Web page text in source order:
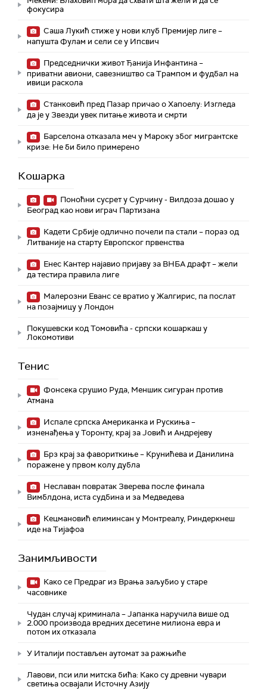
фокусира
Саша Лукић стиже у нови клуб Премијер лиге –
напушта Фулам и сели се у Ипсвич
Председнички живот Ђанија Инфантина –
приватни авиони, савезништво са Трампом и фудбал на
ивици раскола
Станковић пред Пазар причао о Хапоелу: Изгледа
да је у Звезди увек питање живота и смрти
Барселона отказала меч у Мароку због мигрантске
кризе: Не би било примерено
Кошарка
Поноћни сусрет у Сурчину - Вилдоза дошао у
Београд као нови играч Партизана
Кадети Србије одлично почели па стали – пораз од
Литваније на старту Европског првенства
Енес Кантер најавио пријаву за ВНБА драфт – жели
да тестира правила лиге
Малерозни Еванс се вратио у Жалгирис, па послат
на позајмицу у Лондон
Покушевски код Томовића - српски кошаркаш у
Локомотиви
Тенис
Фонсека срушио Руда, Меншик сигуран против
Атмана
Испале српска Американка и Рускиња –
изненађења у Торонту, крај за Јовић и Андрејеву
Брз крај за фавориткиње – Крунићева и Данилина
поражене у првом колу дубла
Неславан повратак Зверева после финала
Вимблдона, иста судбина и за Медведева
Кецмановић елиминсан у Монтреалу, Риндеркнеш
иде на Тијафоа
Занимљивости
Како се Предраг из Врања заљубио у старе
часовнике
Чудан случај криминала – Јапанка наручила више од
2.000 производа вредних десетине милиона евра и
потом их отказала
У Италији постављен аутомат за ражњиће
Лавови, пси или митска бића: Како су древни чувари
светиња освајали Источну Азију